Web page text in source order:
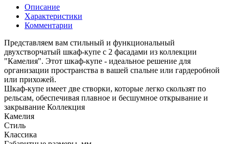
Описание
Характеристики
Комментарии
Представляем вам стильный и функциональный
двухстворчатый шкаф-купе с 2 фасадами из коллекции
"Камелия". Этот шкаф-купе - идеальное решение для
организации пространства в вашей спальне или гардеробной
или прихожей.
Шкаф-купе имеет две створки, которые легко скользят по
рельсам, обеспечивая плавное и бесшумное открывание и
закрывание Коллекция
Камелия
Стиль
Классика